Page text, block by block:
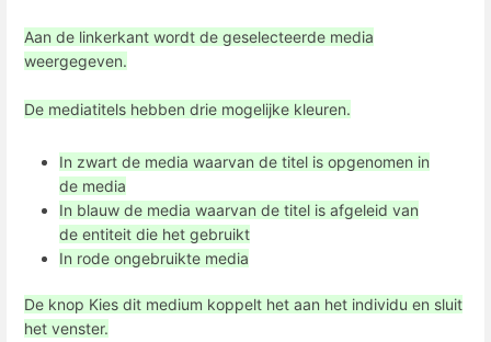
Aan de linkerkant wordt de geselecteerde media
weergegeven.
De mediatitels hebben drie mogelijke kleuren.
In zwart de media waarvan de titel is opgenomen in
de media
In blauw de media waarvan de titel is afgeleid van
de entiteit die het gebruikt
In rode ongebruikte media
De knop Kies dit medium koppelt het aan het individu en sluit
het venster.